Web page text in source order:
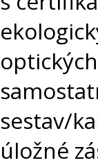
sestav/
úložné